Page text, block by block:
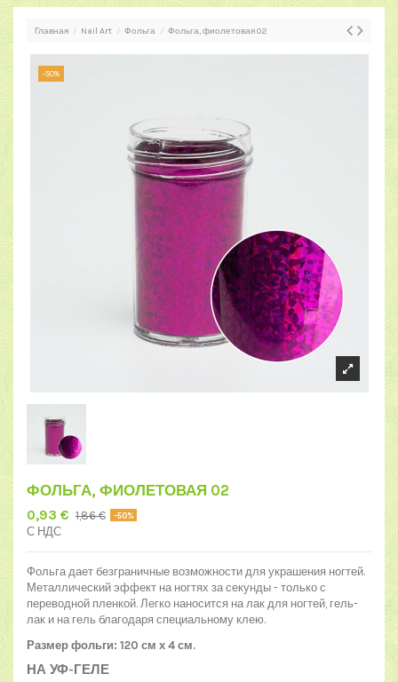
Главная Nail Art Фольга Фольга, фиолетовая 02
-50%
ФОЛЬГА, ФИОЛЕТОВАЯ 02
0,93 € 1,86 € -50%
С НДС
Фольга дает безграничные возможности для украшения ногтей.
Металлический эффект на ногтях за секунды - только с
переводной пленкой. Легко наносится на лак для ногтей, гель-
лак и на гель благодаря специальному клею.
Размер фольги: 120 см х 4 см.
НА УФ-ГЕЛЕ